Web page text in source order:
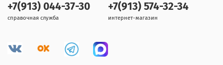
+7(913) 044-37-30
справочная служба
+7(913) 574-32-34
интернет-магазин